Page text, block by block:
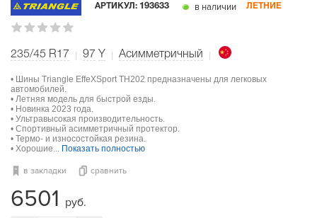
АРТИКУЛ: 193633 в наличии ЛЕТНИЕ
235/45 R17 97 Y Асимметричный
• Шины Triangle EffeXSport TH202 предназначены для легковых
автомобилей.
• Летняя модель для быстрой езды.
• Новинка 2023 года.
• Ультравысокая производительность.
• Спортивный асимметричный протектор.
• Термо- и износостойкая резина.
• Хорошие...
Показать полностью
в закладки сравнить
6501 руб.